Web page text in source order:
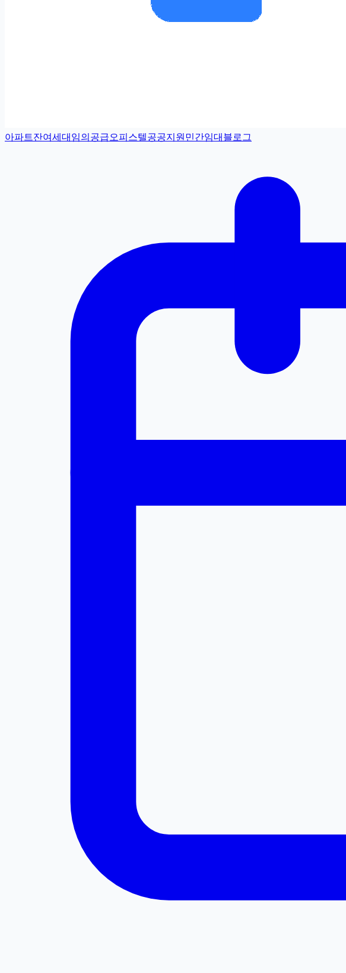
아파트잔여세대 임의공급오피스텔공공지원민간임대 블로그